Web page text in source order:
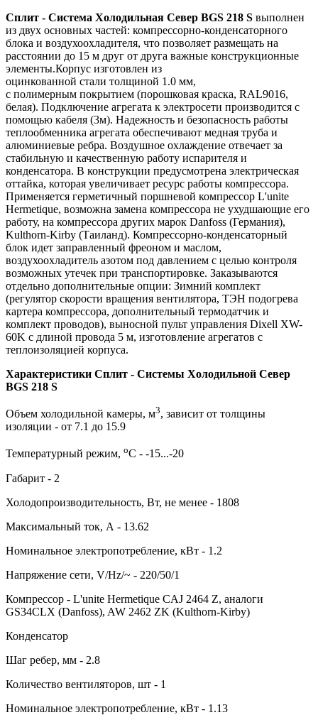
Сплит - Система Холодильная Север BGS 218 S выполнен
из двух основных частей: компрессорно-конденсаторного
блока и воздухоохладителя, что позволяет размещать на
расстоянии до 15 м друг от друга важные конструкционные
элементы.Корпус изготовлен из
оцинкованной стали толщиной 1.0 мм,
с полимерным покрытием (порошковая краска, RAL9016,
белая). Подключение агрегата к электросети производится с
помощью кабеля (3м). Надежность и безопасность работы
теплообменника агрегата обеспечивают медная труба и
алюминиевые ребра. Воздушное охлаждение отвечает за
стабильную и качественную работу испарителя и
конденсатора. В конструкции предусмотрена электрическая
оттайка, которая увеличивает ресурс работы компрессора.
Применяется герметичный поршневой компрессор L'unite
Hermetique, возможна замена компрессора не ухудшающие его
работу, на компрессора других марок Danfoss (Германия),
Kulthorn-Kirby (Таиланд). Компрессорно-конденсаторный
блок идет заправленный фреоном и маслом,
воздухоохладитель азотом под давлением с целью контроля
возможных утечек при транспортировке. Заказываются
отдельно дополнительные опции: Зимний комплект
(регулятор скорости вращения вентилятора, ТЭН подогрева
картера компрессора, дополнительный термодатчик и
комплект проводов), выносной пульт управления Dixell XW-
60K с длиной провода 5 м, изготовление агрегатов с
теплоизоляцией корпуса.
Характеристики Сплит - Системы Холодильной Север
BGS 218 S
Объем холодильной камеры, м3, зависит от толщины
изоляции - от 7.1 до 15.9
Температурный режим, оС - -15...-20
Габарит - 2
Холодопроизводительность, Вт, не менее - 1808
Максимальный ток, А - 13.62
Номинальное электропотребление, кВт - 1.2
Напряжение сети, V/Hz/~ - 220/50/1
Компрессор - L'unite Hermetique CAJ 2464 Z, аналоги
GS34CLX (Danfoss), AW 2462 ZK (Kulthorn-Kirby)
Конденсатор
Шаг ребер, мм - 2.8
Количество вентиляторов, шт - 1
Номинальное электропотребление, кВт - 1.13